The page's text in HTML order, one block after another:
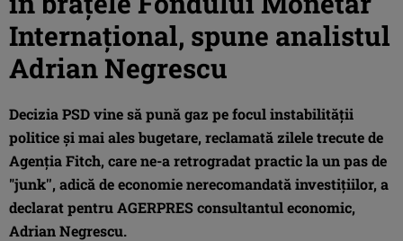
Internaţional, spune analistul
Adrian Negrescu
Decizia PSD vine să pună gaz pe focul instabilităţii
politice şi mai ales bugetare, reclamată zilele trecute de
Agenţia Fitch, care ne-a retrogradat practic la un pas de
"junk'', adică de economie nerecomandată investiţiilor, a
declarat pentru AGERPRES consultantul economic,
Adrian Negrescu.